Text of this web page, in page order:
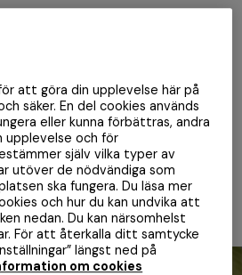
expanderar stort med
och Danmark. Som en del i
de nu även betalpartner och
“I takt med att vi expanderar
som ger oss den
att nå framgång på samtliga
Alshammari, CEO på
att göra din upplevelse här på
säker. En del cookies används
eller kunna förbättras, andra
upplevelse och för
själv vilka typer av
utöver de nödvändiga som
ska fungera. Du läsa mer
och hur du kan undvika att
nedan. Du kan närsomhelst
För att återkalla ditt samtycke
längst ned på
om cookies